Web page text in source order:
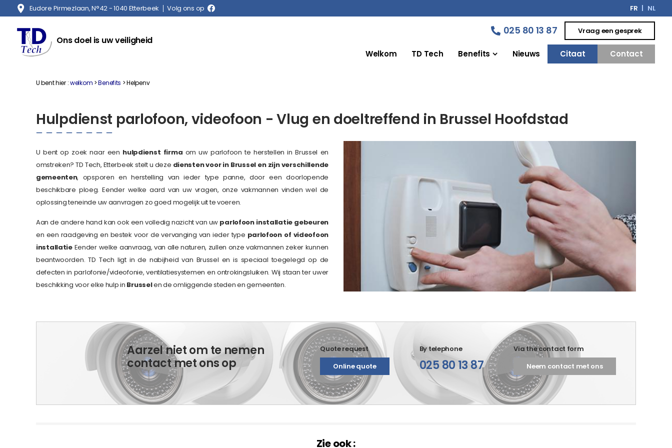
Eudore Pirmezlaan, N°42 - 1040 Etterbeek Volg ons op FR NL
Ons doel is uw veiligheid
025 80 13 87 Vraag een gesprek
Welkom TD Tech Benefits Nieuws Citaat Contact
U bent hier :welkom >Benefits > Helpenv
Hulpdienst parlofoon, videofoon - Vlug en doeltreffend in Brussel Hoofdstad
U bent op zoek naar een hulpdienst firma om uw parlofoon te herstellen in Brussel en
omstreken? TD Tech, Etterbeek stelt u deze diensten voor in Brussel en zijn verschillende
gemeenten, opsporen en herstelling van ieder type panne, door een doorlopende
beschikbare ploeg. Eender welke aard van uw vragen, onze vakmannen vinden wel de
oplossing teneinde uw aanvragen zo goed mogelijk uit te voeren.
Aan de andere hand kan ook een volledig nazicht van uw parlofoon installatie gebeuren
en een raadgeving en bestek voor de vervanging van ieder type parlofoon of videofoon
installatieEender welke aanvraag, van alle naturen, zullen onze vakmannen zeker kunnen
beantwoorden. TD Tech ligt in de nabijheid van Brussel en is speciaal toegelegd op de
defecten in parlofonie/videofonie, ventilatiesystemen en ontrokingsluiken. Wij staan ter uwer
beschikking voor elke hulp in Brusselen de omliggende steden en gemeenten.
Aarzel niet om te nemen
contact met ons op
Quote request
Online quote
By telephone
025 80 13 87
Via the contact form
Neem contact met ons
Zie ook :